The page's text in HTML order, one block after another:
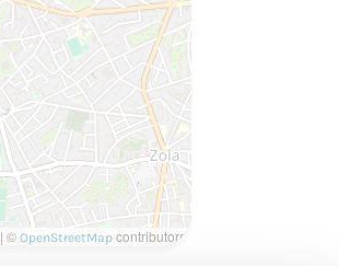
| © OpenStreetMapcontributors